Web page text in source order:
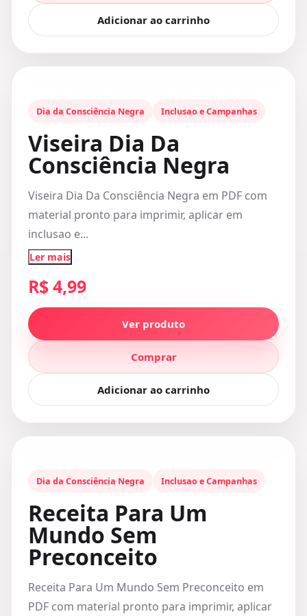
Adicionar ao carrinho
Dia da Consciência Negra Inclusao e Campanhas
Viseira Dia Da
Consciência Negra
Viseira Dia Da Consciência Negra em PDF com
material pronto para imprimir, aplicar em
inclusao e...
Ler mais
R$ 4,99
Ver produto
Comprar
Adicionar ao carrinho
Dia da Consciência Negra Inclusao e Campanhas
Receita Para Um
Mundo Sem
Preconceito
Receita Para Um Mundo Sem Preconceito em
PDF com material pronto para imprimir, aplicar